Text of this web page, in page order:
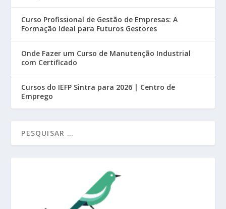
Curso Profissional de Gestão de Empresas: A
Formação Ideal para Futuros Gestores
Onde Fazer um Curso de Manutenção Industrial
com Certificado
Cursos do IEFP Sintra para 2026 | Centro de
Emprego